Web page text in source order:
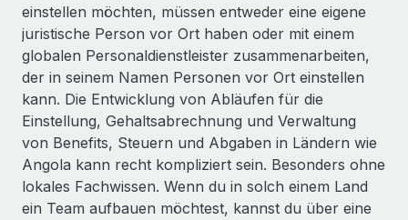
einstellen möchten, müssen entweder eine eigene
juristische Person vor Ort haben oder mit einem
globalen Personaldienstleister zusammenarbeiten,
der in seinem Namen Personen vor Ort einstellen
kann. Die Entwicklung von Abläufen für die
Einstellung, Gehaltsabrechnung und Verwaltung
von Benefits, Steuern und Abgaben in Ländern wie
Angola kann recht kompliziert sein. Besonders ohne
lokales Fachwissen. Wenn du in solch einem Land
ein Team aufbauen möchtest, kannst du über eine